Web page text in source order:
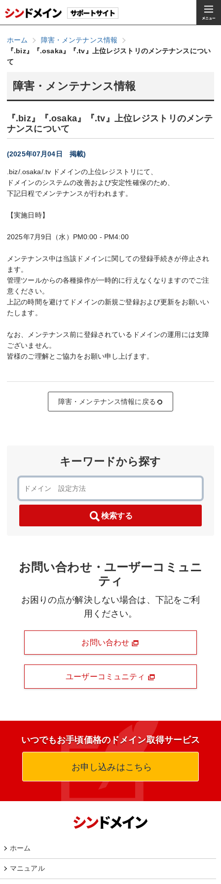
ホーム
障害・メンテナンス情報
『.biz』『.osaka』『.tv』上位レジストリのメンテナンスについ
て
障害・メンテナンス情報
『.biz』『.osaka』『.tv』上位レジストリのメンテ
ナンスについて
(2025年07月04日 掲載)
.biz/.osaka/.tv ドメインの上位レジストリにて、
ドメインのシステムの改善および安定性確保のため、
下記日程でメンテナンスが行われます。
【実施日時】
2025年7月9日（水）PM0:00 - PM4:00
メンテナンス中は当該ドメインに関しての登録手続きが停止され
ます。
管理ツールからの各種操作が一時的に行えなくなりますのでご注
意ください。
上記の時間を避けてドメインの新規ご登録および更新をお願いい
たします。
なお、メンテナンス前に登録されているドメインの運用には支障
ございません。
皆様のご理解とご協力をお願い申し上げます。
障害・メンテナンス情報に戻る
キーワードから探す
検索する
お問い合わせ・ユーザーコミュニ
ティ
お困りの点が解決しない場合は、下記をご利
用ください。
お問い合わせ
ユーザーコミュニティ
いつでもお手頃価格のドメイン取得サービス
お申し込みはこちら
ホーム
マニュアル